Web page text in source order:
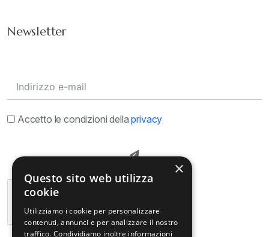
Newsletter
Accetto le condizioni dellaprivacy
×
Questo sito web utilizza
cookie
Utilizziamo i cookie per personalizzare
contenuti, annunci e per analizzare il nostro
traffico. Condividiamo inoltre informazioni